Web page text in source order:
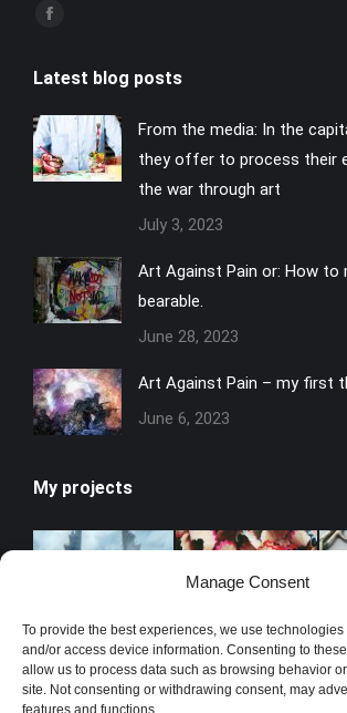
Manage Consent
To provide the best experiences, we use
and/or access device information. Consenting to
allow us to process data such as browsing behavior
site. Not consenting or withdrawing consent, may
features and functions.
Find us on:
Facebook
opens
in
new
window
Latest blog posts
From the media: In the
they offer to process their
the war through art
July 3, 2023
Art Against Pain or: How to
bearable.
June 28, 2023
Art Against Pain – my first
June 6, 2023
My projects